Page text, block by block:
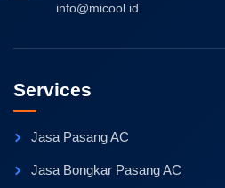
info@micool.id
Services
Jasa Pasang AC
Jasa Bongkar Pasang AC